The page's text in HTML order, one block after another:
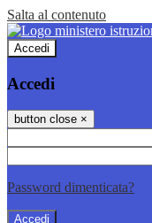
Salta al contenuto
Accedi
Accedi
button close ×
Password dimenticata?